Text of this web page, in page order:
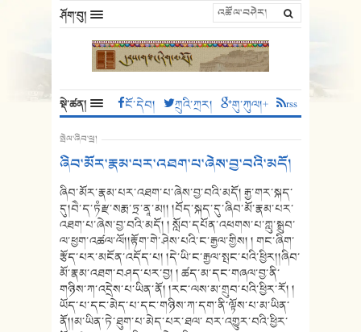
ཤོག་བུ།
སྡེ་ཚན། ངོ་དེབ། ཀྲུའི་ཀྲར། གུ་ཀུལ།+ rss
སྤེལ་ཞིབ་ཕྲ།
ཞིབ་མོར་རྣམ་པར་འཐག་པ་ཞེས་བྱ་བའི་མདོ།
ཞིབ་མོར་རྣམ་པར་འཐག་པ་ཞེས་བྱ་བའི་མདོ། རྒྱ་གར་སྐད་
དུ།བཻ་ད་ཏཾརྫ་སརྨ་ཏྲ་ནཱ་མ།། །བོད་སྐད་དུ་ཞིབ་མོ་རྣམ་པར་
འཐག་པ་ཞེས་བྱ་བའི་མདོ། ། སློབ་དཔོན་འཕགས་པ་ཀླུ་སྒྲུབ་
ལ་ཕྱག་འཚལ་ལོ།།རྟོག་གེ་ཤེས་པའི་ང་རྒྱལ་གྱིས། ། གང་ཞིག་
རྩོད་པར་མངོན་འདོད་པ། །དེ་ཡི་ང་རྒྱལ་སྤང་པའི་ཕྱིར།།ཞིབ་
མོ་རྣམ་འཐག་བཤད་པར་བྱ། ། ཚད་མ་དང་གཞལ་བྱ་ནི་
གཉིས་ཀ་འདྲེས་པ་ཡིན་ནོ། །རང་ལས་མ་གྲུབ་པའི་ཕྱིར་རོ། །
ཡོད་པ་དང་མེད་པ་དང་གཉིས་ཀ་དག་ནི་ལྟོས་པ་མ་ཡིན་
ནོ།།མ་ཡིན་ཏེ་ཐུག་པ་མེད་པར་ཐལ་ བར་འགྱུར་བའི་ཕྱིར་